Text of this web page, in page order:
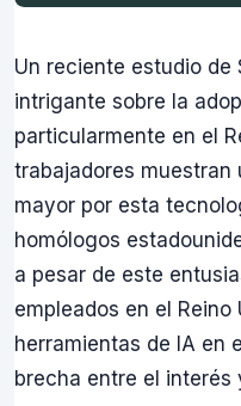
Un reciente estudio
intrigante sobre la
particularmente en el
trabajadores muestran
mayor por esta
homólogos
a pesar de este
empleados en el
herramientas de IA en
brecha entre el